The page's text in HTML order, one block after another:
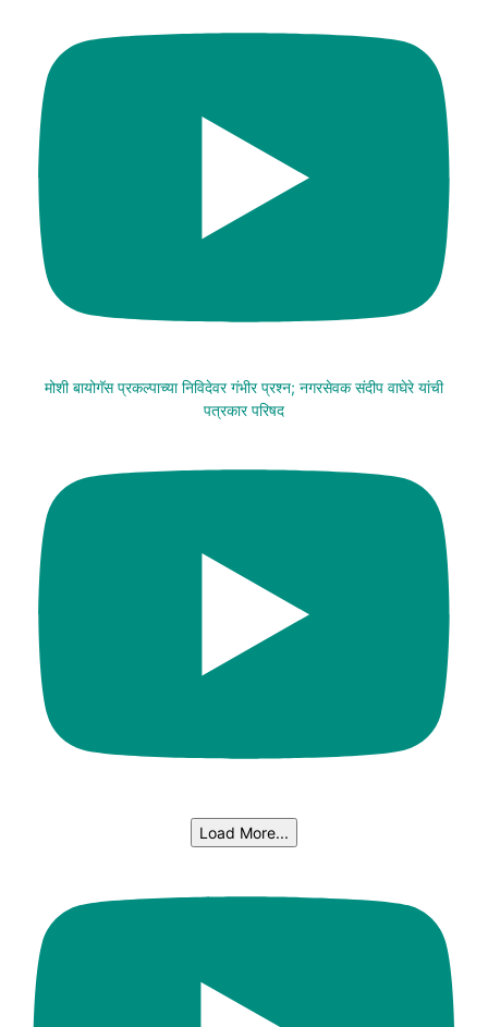
मोशी बायोगॅस प्रकल्पाच्या निविदेवर गंभीर प्रश्न; नगरसेवक संदीप वाघेरे यांची
पत्रकार परिषद
Load More...